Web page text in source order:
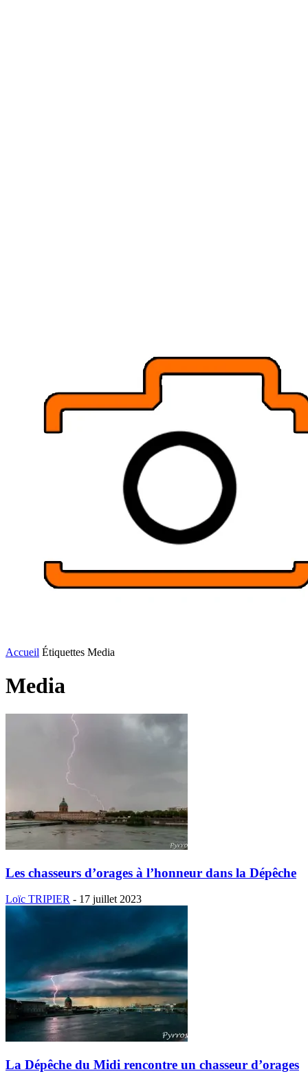
Accueil Étiquettes Media
Media
Les chasseurs d’orages à l’honneur dans la Dépêche
Loïc TRIPIER - 17 juillet 2023
La Dépêche du Midi rencontre un chasseur d’orages